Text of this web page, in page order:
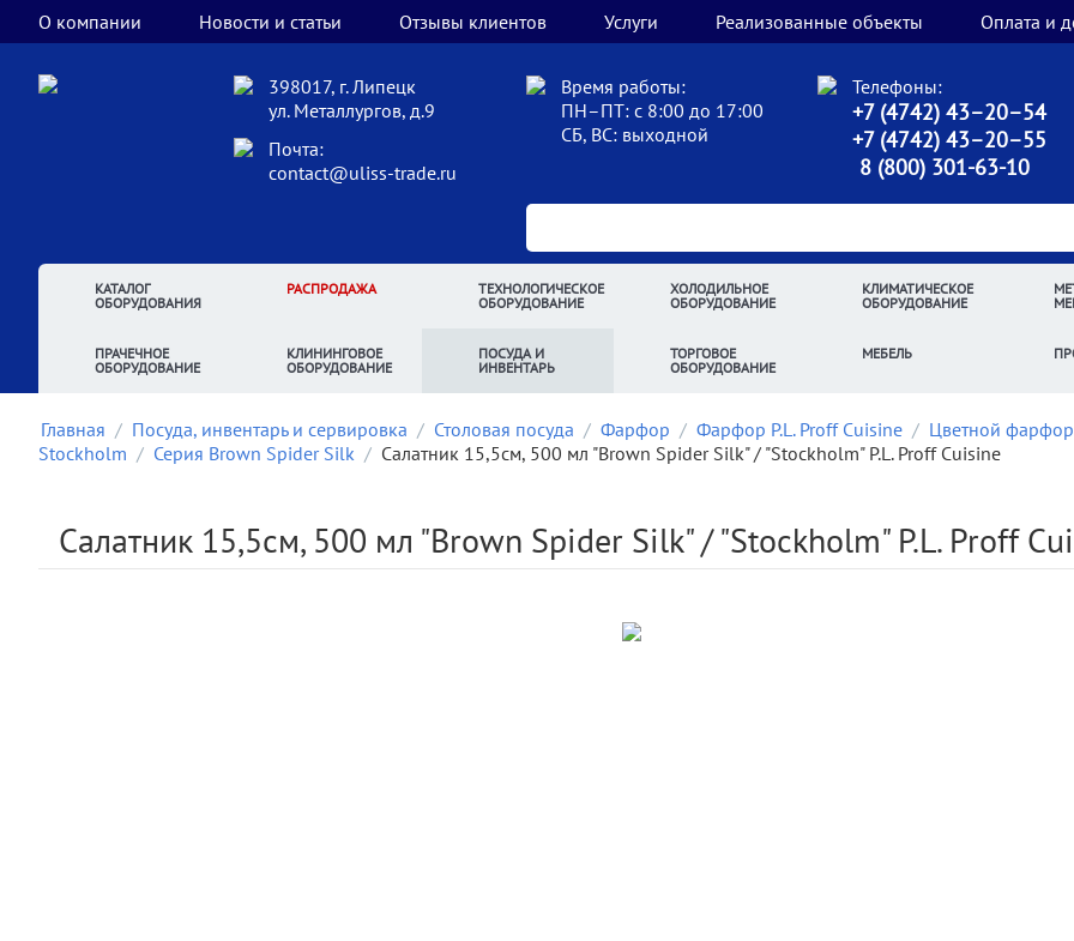
О компании Новости и статьи Отзывы клиентов Услуги Реализованные объекты Оплата и
398017, г. Липецк
ул. Металлургов, д.9
Почта:
contact@uliss-trade.ru
Время работы:
ПН–ПТ: с 8:00 до 17:00
СБ, ВС: выходной
Телефоны:
+7 (4742) 43–20–54
+7 (4742) 43–20–55
8 (800) 301-63-10
КАТАЛОГ
ОБОРУДОВАНИЯ
РАСПРОДАЖА
ТЕХНОЛОГИЧЕСКОЕ
ОБОРУДОВАНИЕ
ХОЛОДИЛЬНОЕ
ОБОРУДОВАНИЕ
КЛИМАТИЧЕСКОЕ
ОБОРУДОВАНИЕ
ПРАЧЕЧНОЕ
ОБОРУДОВАНИЕ
КЛИНИНГОВОЕ
ОБОРУДОВАНИЕ
ПОСУДА И
ИНВЕНТАРЬ
ТОРГОВОЕ
ОБОРУДОВАНИЕ
МЕБЕЛЬ
Главная / Посуда, инвентарь и сервировка / Столовая посуда / Фарфор / Фарфор P.L. Proff Cuisine / Цветной фарфор
Stockholm / Серия Brown Spider Silk / Салатник 15,5см, 500 мл "Brown Spider Silk" / "Stockholm" P.L. Proff Cuisine
Салатник 15,5см, 500 мл "Brown Spider Silk" / "Stockholm" P.L. Proff